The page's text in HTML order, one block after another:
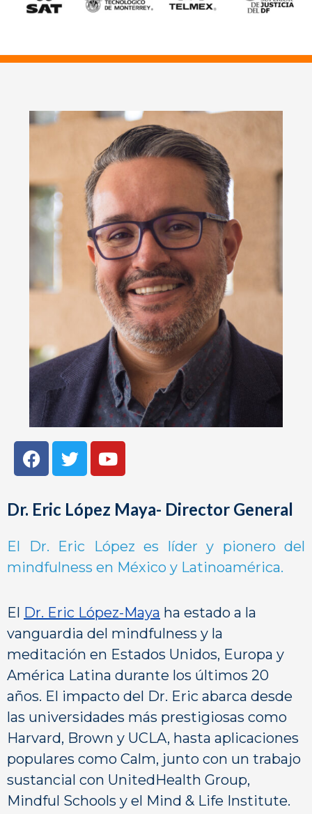
Dr. Eric López Maya- Director General
El Dr. Eric López es líder y pionero del
mindfulness en México y Latinoamérica.
El Dr. Eric López-Maya ha estado a la
vanguardia del mindfulness y la
meditación en Estados Unidos, Europa y
América Latina durante los últimos 20
años. El impacto del Dr. Eric abarca desde
las universidades más prestigiosas como
Harvard, Brown y UCLA, hasta aplicaciones
populares como Calm, junto con un trabajo
sustancial con UnitedHealth Group,
Mindful Schools y el Mind & Life Institute.